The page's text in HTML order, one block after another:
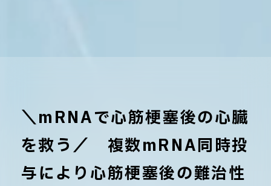
＼mRNAで心筋梗塞後の心臓
を救う／ 複数mRNA同時投
与により心筋梗塞後の難治性